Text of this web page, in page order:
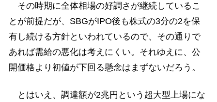
その時期に全体相場の好調さが継続しているこ
とが前提だが、SBGがIPO後も株式の3分の2を保
有し続ける方針といわれているので、その通りで
あれば需給の悪化は考えにくい。それゆえに、公
開価格より初値が下回る懸念はまずないだろう。
とはいえ、調達額が2兆円という超大型上場にな